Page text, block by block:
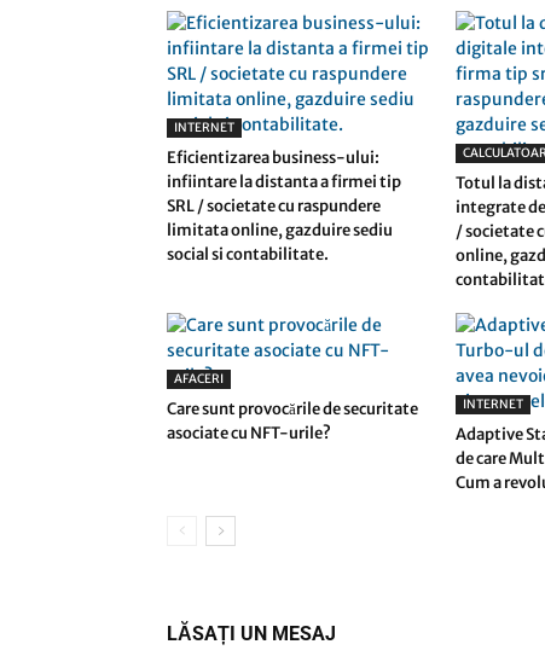
INTERNET
Eficientizarea business-ului:
infiintare la distanta a firmei tip
SRL / societate cu raspundere
limitata online, gazduire sediu
social si contabilitate.
Totul la
integrate
/ societate
online,
AFACERI
Care sunt provocările de securitate
asociate cu NFT-urile?
INTERNET
Adaptive
de care
Cum a
LĂSAȚI UN MESAJ